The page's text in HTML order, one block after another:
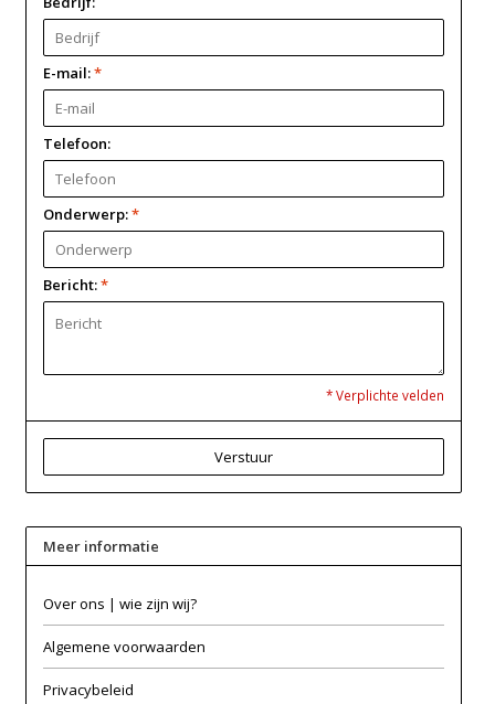
E-mail:*
Telefoon:
Onderwerp:*
Bericht:*
* Verplichte velden
Verstuur
Meer informatie
Over ons | wie zijn wij?
Algemene voorwaarden
Privacybeleid